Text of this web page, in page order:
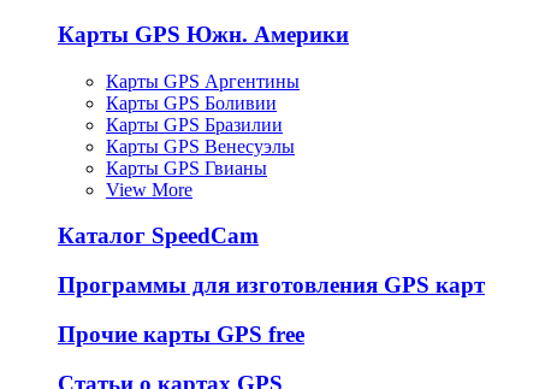
Карты GPS Южн. Америки
Карты GPS Аргентины
Карты GPS Боливии
Карты GPS Бразилии
Карты GPS Венесуэлы
Карты GPS Гвианы
View More
Каталог SpeedCam
Программы для изготовления GPS карт
Прочие карты GPS free
Статьи о картах GPS